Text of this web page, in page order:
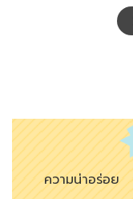
ความน่าอร่อย